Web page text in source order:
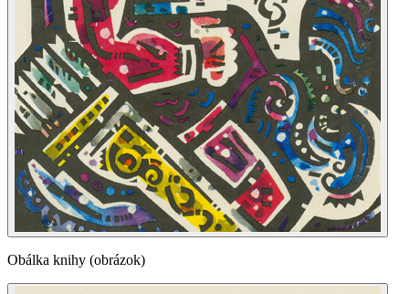
Obálka knihy (obrázok)